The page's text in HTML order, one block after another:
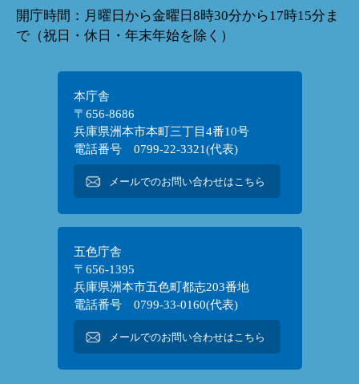
開庁時間：月曜日から金曜日8時30分から17時15分ま
で（祝日・休日・年末年始を除く）
本庁舎
〒656-8686
兵庫県洲本市本町三丁目4番10号
電話番号 0799-22-3321(代表)
メールでのお問い合わせはこちら
五色庁舎
〒656-1395
兵庫県洲本市五色町都志203番地
電話番号 0799-33-0160(代表)
メールでのお問い合わせはこちら